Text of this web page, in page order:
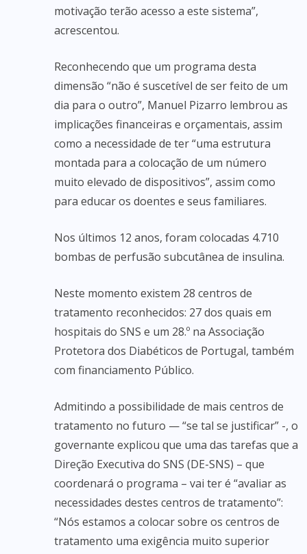
motivação terão acesso a este sistema”,
acrescentou.
Reconhecendo que um programa desta
dimensão “não é suscetível de ser feito de um
dia para o outro”, Manuel Pizarro lembrou as
implicações financeiras e orçamentais, assim
como a necessidade de ter “uma estrutura
montada para a colocação de um número
muito elevado de dispositivos”, assim como
para educar os doentes e seus familiares.
Nos últimos 12 anos, foram colocadas 4.710
bombas de perfusão subcutânea de insulina.
Neste momento existem 28 centros de
tratamento reconhecidos: 27 dos quais em
hospitais do SNS e um 28.º na Associação
Protetora dos Diabéticos de Portugal, também
com financiamento Público.
Admitindo a possibilidade de mais centros de
tratamento no futuro — “se tal se justificar” -, o
governante explicou que uma das tarefas que a
Direção Executiva do SNS (DE-SNS) – que
coordenará o programa – vai ter é “avaliar as
necessidades destes centros de tratamento”:
“Nós estamos a colocar sobre os centros de
tratamento uma exigência muito superior